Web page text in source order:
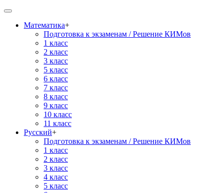
Математика+
Подготовка к экзаменам / Решение КИМов
1 класс
2 класс
3 класс
5 класс
6 класс
7 класс
8 класс
9 класс
10 класс
11 класс
Русский+
Подготовка к экзаменам / Решение КИМов
1 класс
2 класс
3 класс
4 класс
5 класс